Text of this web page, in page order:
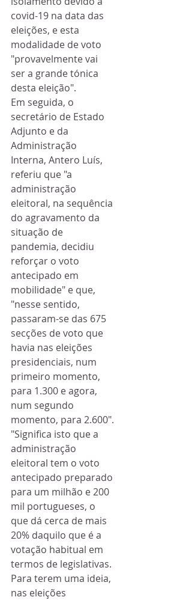
covid-19 na data das
eleições, e esta
modalidade de voto
"provavelmente vai
ser a grande tónica
desta eleição".
Em seguida, o
secretário de Estado
Adjunto e da
Administração
Interna, Antero Luís,
referiu que "a
administração
eleitoral, na sequência
do agravamento da
situação de
pandemia, decidiu
reforçar o voto
antecipado em
mobilidade" e que,
"nesse sentido,
passaram-se das 675
secções de voto que
havia nas eleições
presidenciais, num
primeiro momento,
para 1.300 e agora,
num segundo
momento, para 2.600".
"Significa isto que a
administração
eleitoral tem o voto
antecipado preparado
para um milhão e 200
mil portugueses, o
que dá cerca de mais
20% daquilo que é a
votação habitual em
termos de legislativas.
Para terem uma ideia,
nas eleições